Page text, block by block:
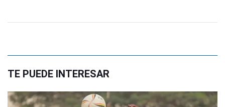
TE PUEDE INTERESAR